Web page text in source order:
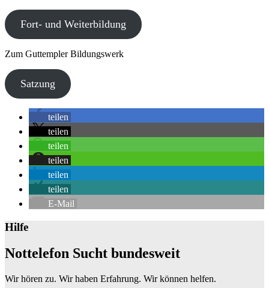
Fort- und Weiterbildung
Zum Guttempler Bildungswerk
Satzung
teilen
teilen
teilen
teilen
teilen
teilen
E-Mail
Hilfe
Nottelefon Sucht bundesweit
Wir hören zu. Wir haben Erfahrung. Wir können helfen.